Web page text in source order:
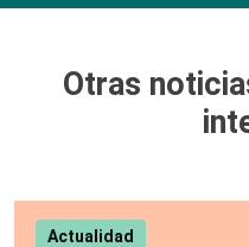
Otras
Actualidad